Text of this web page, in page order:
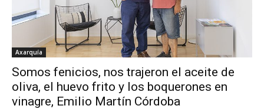
Axarquía
Somos fenicios, nos trajeron el aceite de
oliva, el huevo frito y los boquerones en
vinagre, Emilio Martín Córdoba